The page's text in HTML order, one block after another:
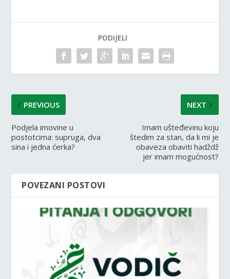
PODIJELI
PREVIOUS
Podjela imovine u
postotcima: supruga, dva
sina i jedna ćerka?
NEXT
Imam ušteđevinu koju
štedim za stan, da li mi je
obaveza obaviti hadždž
jer imam mogućnost?
POVEZANI POSTOVI